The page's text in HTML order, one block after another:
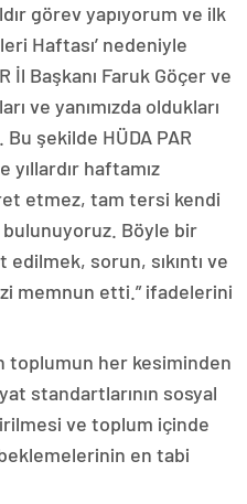
görev yapıyorum ve ilk
Haftası’ nedeniyle
İl Başkanı Faruk Göçer ve
ve yanımızda oldukları
şekilde HÜDA PAR
yıllardır haftamız
etmez, tam tersi kendi
Böyle bir
sorun, sıkıntı ve
memnun etti.” ifadelerini
toplumun her kesiminden
standartlarının sosyal
ve toplum içinde
en tabi